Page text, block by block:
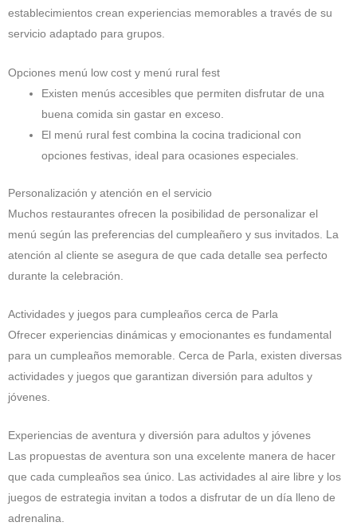
establecimientos crean experiencias memorables a través de su
servicio adaptado para grupos.
Opciones menú low cost y menú rural fest
Existen menús accesibles que permiten disfrutar de una
buena comida sin gastar en exceso.
El menú rural fest combina la cocina tradicional con
opciones festivas, ideal para ocasiones especiales.
Personalización y atención en el servicio
Muchos restaurantes ofrecen la posibilidad de personalizar el
menú según las preferencias del cumpleañero y sus invitados. La
atención al cliente se asegura de que cada detalle sea perfecto
durante la celebración.
Actividades y juegos para cumpleaños cerca de Parla
Ofrecer experiencias dinámicas y emocionantes es fundamental
para un cumpleaños memorable. Cerca de Parla, existen diversas
actividades y juegos que garantizan diversión para adultos y
jóvenes.
Experiencias de aventura y diversión para adultos y jóvenes
Las propuestas de aventura son una excelente manera de hacer
que cada cumpleaños sea único. Las actividades al aire libre y los
juegos de estrategia invitan a todos a disfrutar de un día lleno de
adrenalina.